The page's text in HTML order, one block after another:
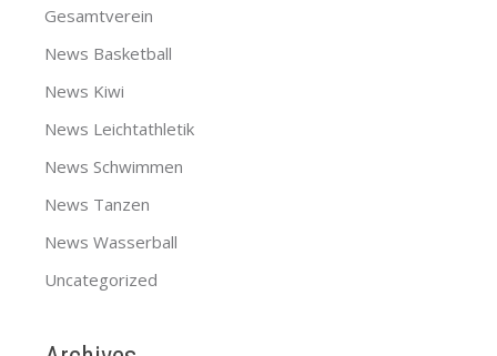
Gesamtverein
News Basketball
News Kiwi
News Leichtathletik
News Schwimmen
News Tanzen
News Wasserball
Uncategorized